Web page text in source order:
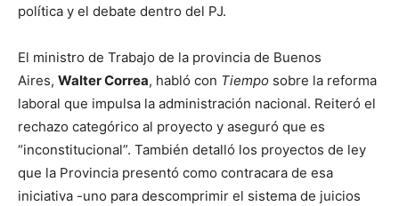
política y el debate dentro del PJ.
El ministro de Trabajo de la provincia de Buenos
Aires, Walter Correa, habló con Tiempo sobre la reforma
laboral que impulsa la administración nacional. Reiteró el
rechazo categórico al proyecto y aseguró que es
“inconstitucional”. También detalló los proyectos de ley
que la Provincia presentó como contracara de esa
iniciativa -uno para descomprimir el sistema de juicios